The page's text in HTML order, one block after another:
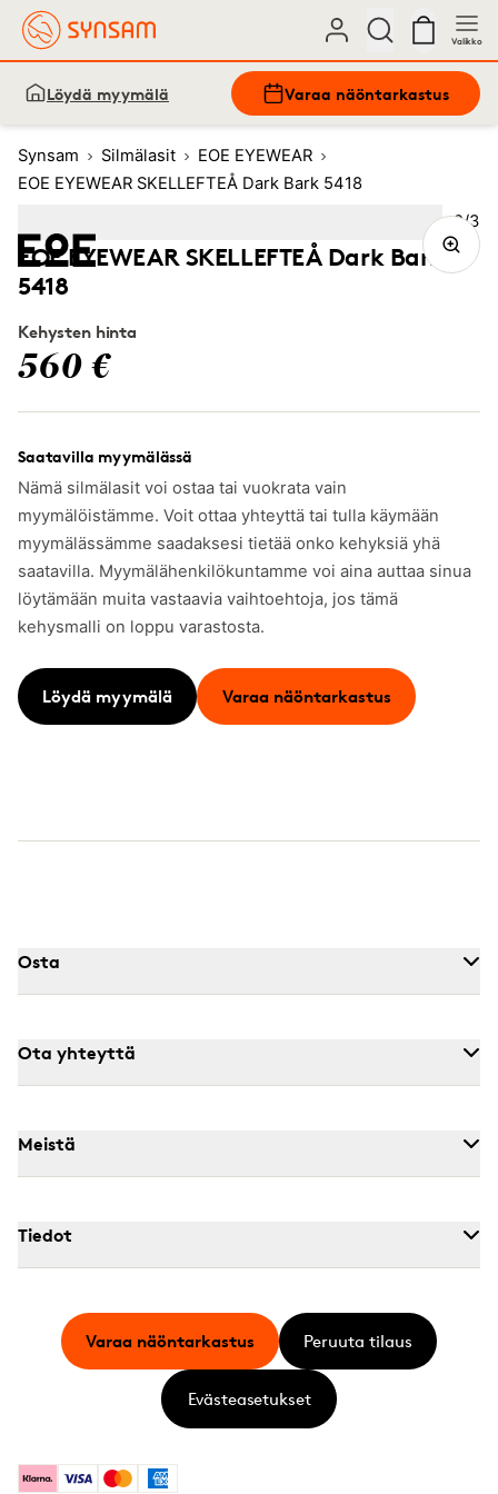
Valikko
Löydä myymälä Varaa näöntarkastus
Synsam Silmälasit
EOE EYEWEAR
EOE EYEWEAR SKELLEFTEÅ Dark Bark 5418
EOE EYEWEAR SKELLEFTEÅ Dark Bark
5418
Kehysten hinta
560 €
Saatavilla myymälässä
Nämä silmälasit voi ostaa tai vuokrata vain
myymälöistämme. Voit ottaa yhteyttä tai tulla käymään
myymälässämme saadaksesi tietää onko kehyksiä yhä
saatavilla. Myymälähenkilökuntamme voi aina auttaa sinua
löytämään muita vastaavia vaihtoehtoja, jos tämä
kehysmalli on loppu varastosta.
Löydä myymälä Varaa näöntarkastus
Kuva
2/3
Image 3
Osta
Ota yhteyttä
Meistä
Tiedot
KlarnaVisa MastercardAmerican Express
Varaa näöntarkastus Peruuta tilaus
Evästeasetukset